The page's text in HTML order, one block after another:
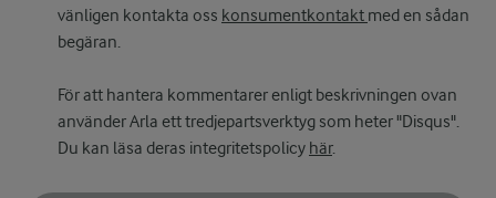
vänligen kontakta oss konsumentkontakt med en sådan
begäran.
För att hantera kommentarer enligt beskrivningen ovan
använder Arla ett tredjepartsverktyg som heter "Disqus".
Du kan läsa deras integritetspolicy här.